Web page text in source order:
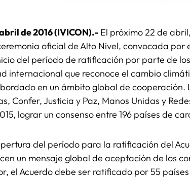
de 2016 (IVICON).- El próximo 22 de
oficial de Alto Nivel, convocada
del período de ratificación por parte de
internacional que reconoce el cambio
en un ámbito global de
Confer, Justicia y Paz, Manos Unidas y
lograr un consenso entre 196 países de
del período para la ratificación del
un mensaje global de aceptación de los
el Acuerdo debe ser ratificado por 55